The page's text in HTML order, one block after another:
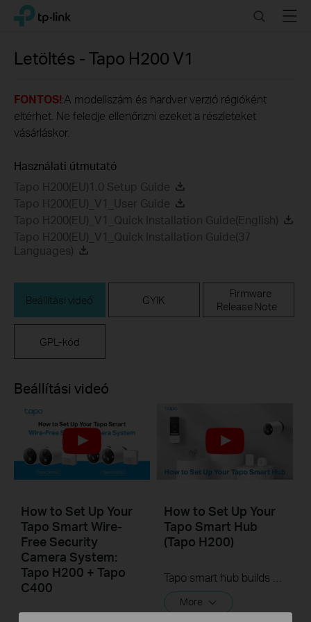
Click
navigation
TP-Link, Reliably Smart SearchMenu
Letöltés -Tapo H200 V1
FONTOS!:A modellszám és hardver verzió régióként
eltérhet. Ne feledje ellenőrizni ezeket a részleteket
vásárláskor.
Használati útmutató
Tapo H200(EU)1.0 Setup Guide
Tapo H200(EU)_V1_User Guide
Tapo H200(EU)_V1_Quick Installation Guide(English)
Tapo H200(EU)_V1_Quick Installation Guide(37
Languages)
Beállítási videó GYIK
Firmware
Release Note
GPL-kód
Beállítási videó
How to Set Up Your
Tapo Smart Wire-
Free Security
Camera System:
Tapo H200 + Tapo
C400
How to Set Up Your
Tapo Smart Hub
(Tapo H200)
More